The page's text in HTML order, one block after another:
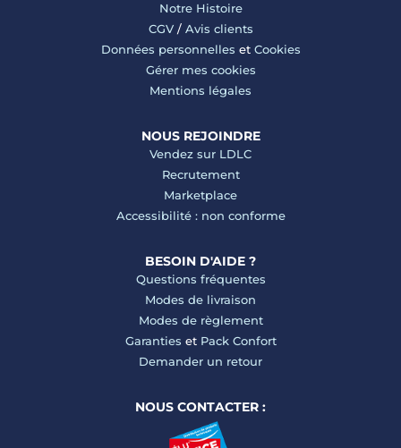
Notre Histoire
CGV/ Avis clients
Données personnelles et Cookies
Gérer mes cookies
Mentions légales
NOUS REJOINDRE
Vendez sur LDLC
Recrutement
Marketplace
Accessibilité : non conforme
BESOIN D'AIDE ?
Questions fréquentes
Modes de livraison
Modes de règlement
Garanties et Pack Confort
Demander un retour
NOUS CONTACTER :